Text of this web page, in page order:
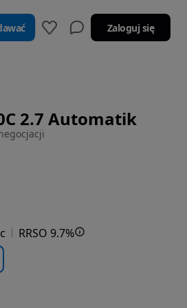
Zaloguj się
2.7 Automatik
RRSO 9.7%